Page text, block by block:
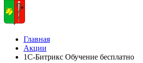
Главная
Акции
1С-Битрикс Обучение бесплатно